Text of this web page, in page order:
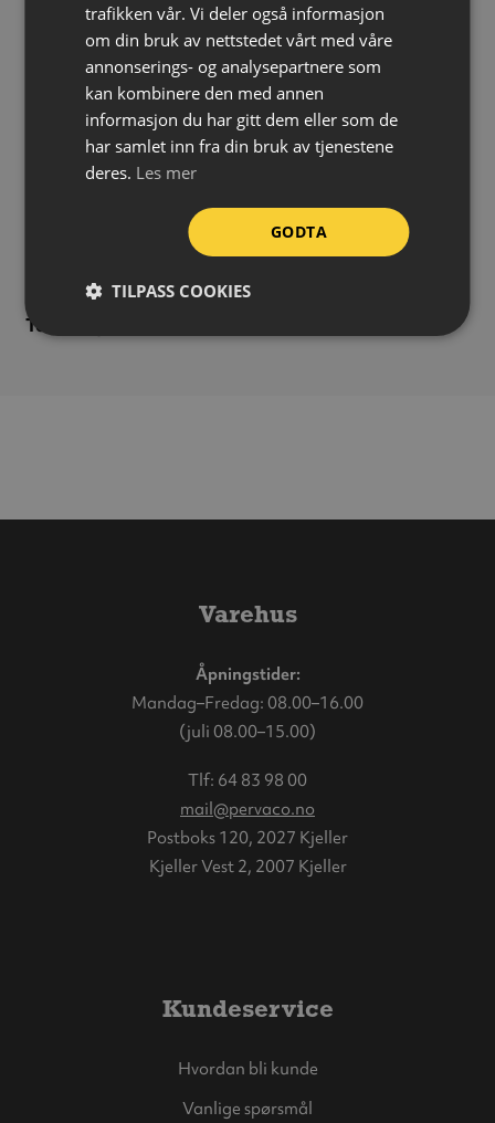
Høyde:2000 mm
Lengde:3500 mm
Diameter horisontalt rør:38 mm
Diameter vertikalt rør:
38 mm
Tykkelse horisontalt rør: 1 mm
Tykkelse vertikalt rør:
Tykkelse horisontal tråd:
3 mm
Tykkelse vertikal tråd:2,5 mm
13,5 kg (gjerde) / 14 kg (plastfot)
Totallengde:
Varehus
Åpningstider:
Mandag–Fredag: 08.00–16.00
(juli 08.00–15.00)
Tlf: 64 83 98 00
mail@pervaco.no
Postboks 120, 2027 Kjeller
Kjeller Vest 2, 2007 Kjeller
Kundeservice
Hvordan bli kunde
Vanlige spørsmål
trafikken vår. Vi deler også informasjon
om din bruk av nettstedet vårt med våre
annonserings- og analysepartnere som
kan kombinere den med annen
informasjon du har gitt dem eller som de
har samlet inn fra din bruk av tjenestene
deres. Les mer
GODTA
TILPASS COOKIES